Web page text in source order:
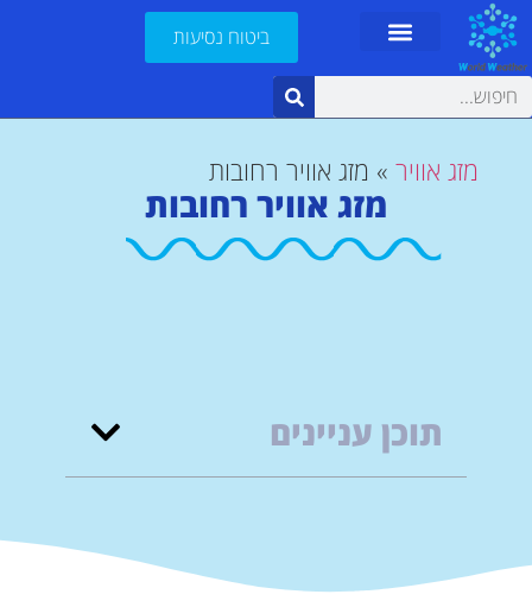
ביטוח נסיעות
מזג אוויר» מזג אוויר רחובות
מזג אוויר רחובות
תוכן עניינים